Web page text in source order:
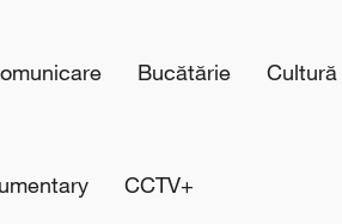
Bucătărie Cultură
CCTV+